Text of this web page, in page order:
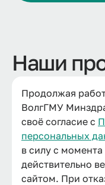
Продолжая
ВолгГМУ
своё согласие с
персональных
в силу с
действительно
сайтом. При
Наши
Разработка
средств
Перспективные
геропротекторы